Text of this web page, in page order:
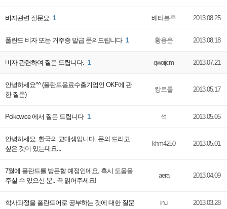
비자관련 질문요 1 베타블루 2013.08.25
폴란드 비자 또는 거주증 발급 문의드립니다 1 황용운 2013.08.18
비자 관련하여 질문 드립니다. 1 qwoijcm 2013.07.21
안녕하세요^^ (폴란드음료수출기업인 OKF에 관
한 질문)
캉로룰 2013.05.17
Polkowice 에서 질문 드립니다 1 석 2013.05.05
안녕하세요. 한국의 교대생입니다. 문의 드리고
싶은 것이 있는데요...
khm4250 2013.05.01
7월에 폴란드를 방문할 예정인데요, 혹시 도움을
주실 수 있으신 분.. 꼭 읽어주세요!
aera 2013.04.09
학사과정을 폴란드어로 공부하는 것에 대한 질문 inu 2013.03.28